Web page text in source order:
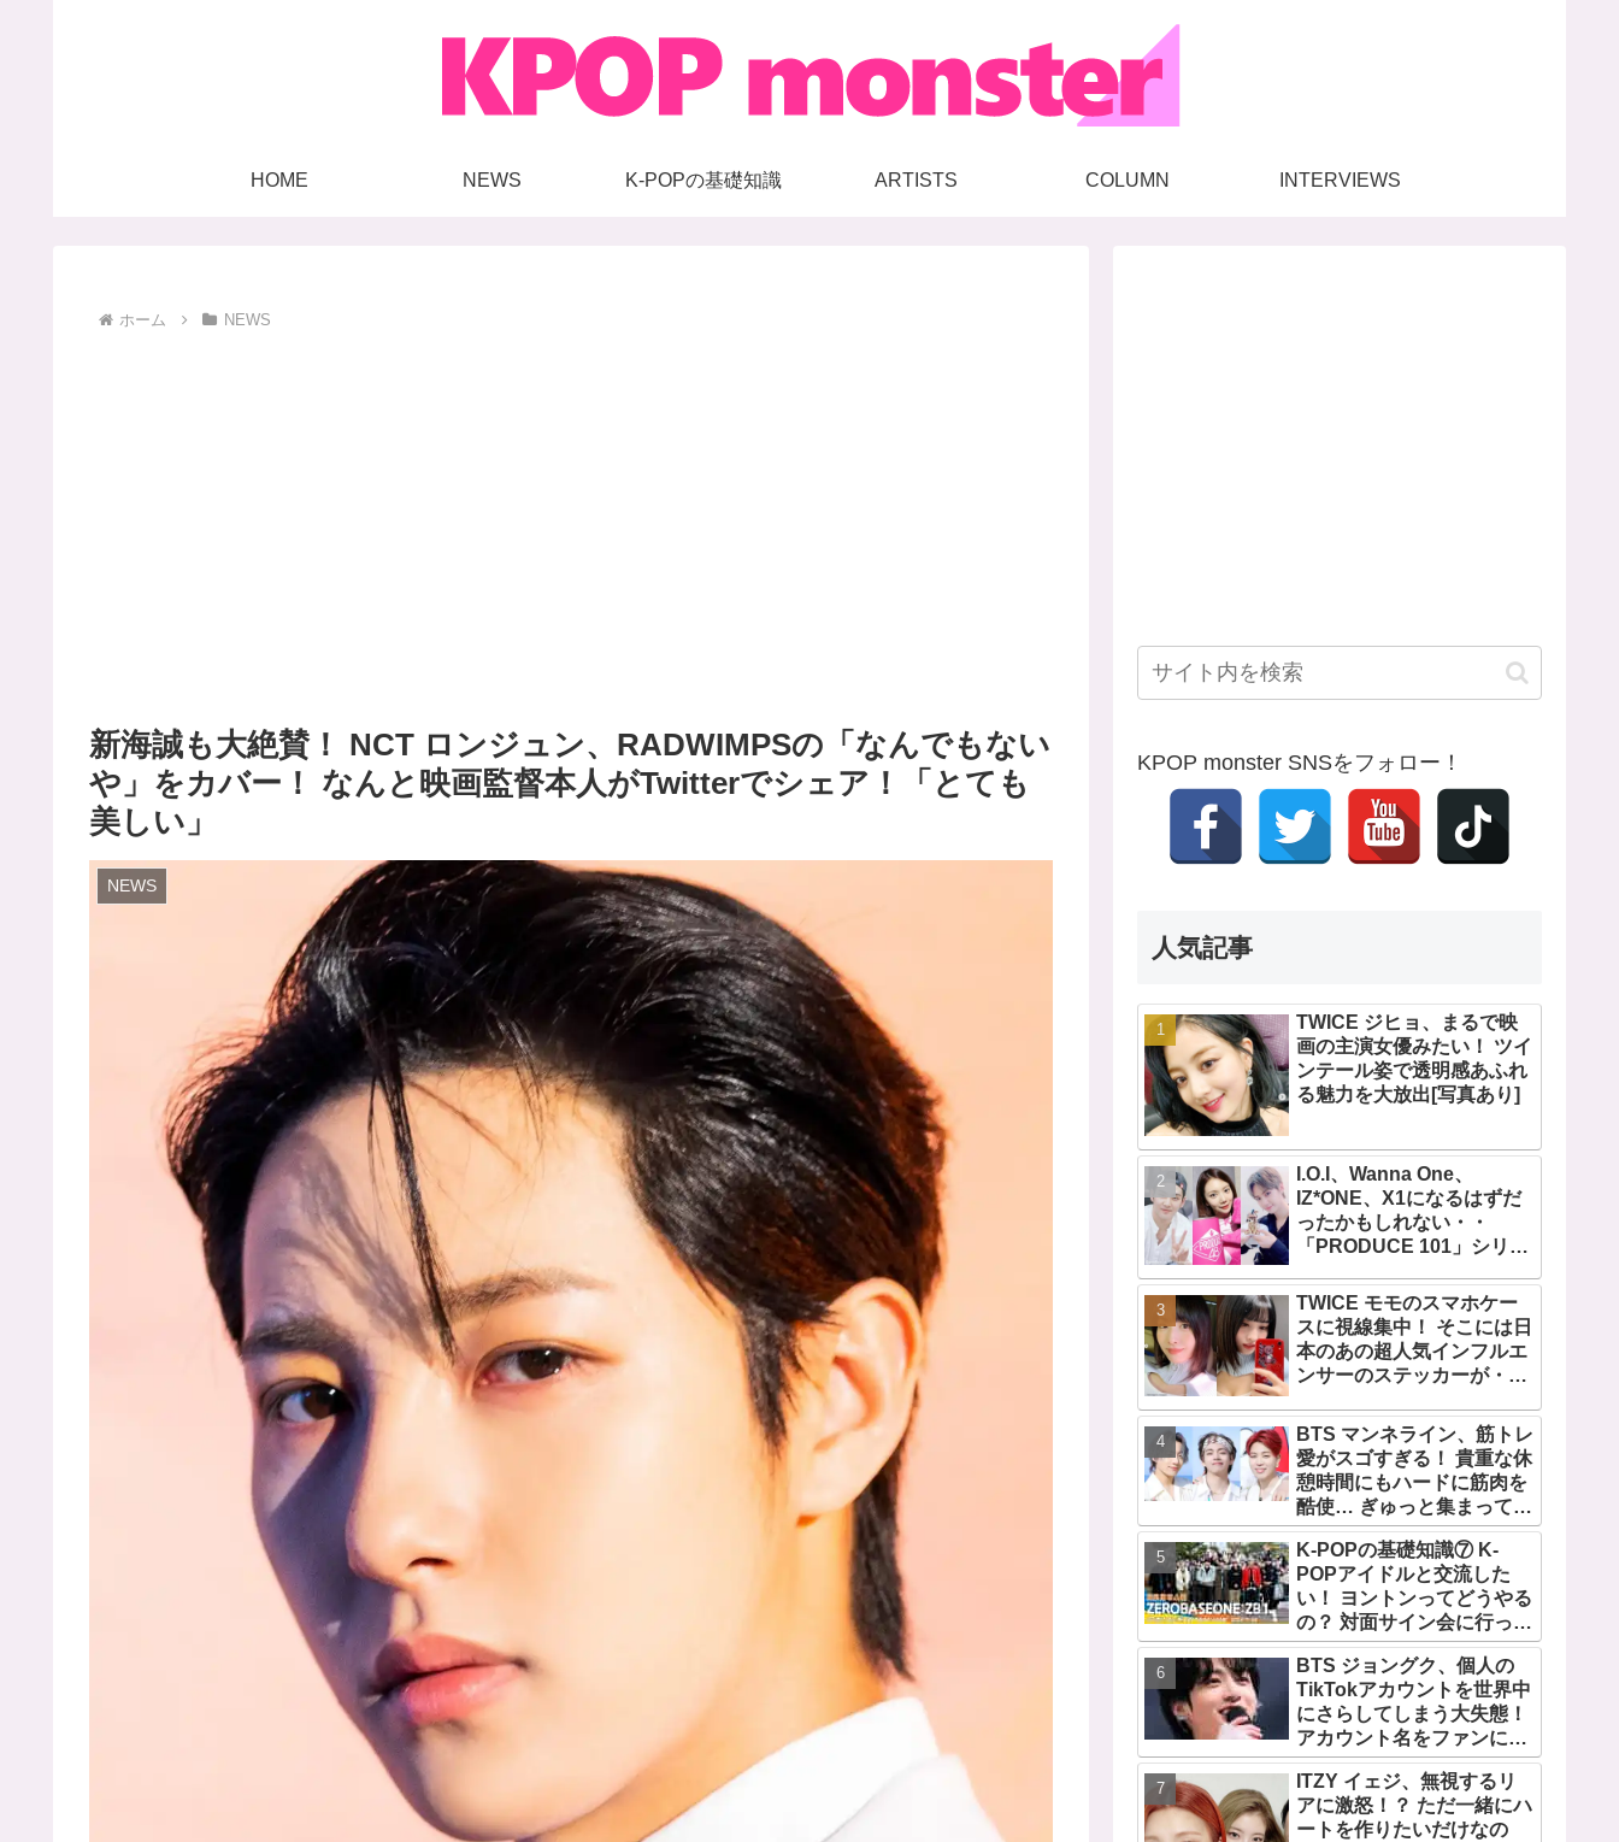
HOME NEWS K-POPの基礎知識 ARTISTS COLUMN INTERVIEWS
ホーム NEWS
新海誠も大絶賛！ NCT ロンジュン、RADWIMPSの「なんでもない
や」をカバー！ なんと映画監督本人がTwitterでシェア！「とても
美しい」
NEWS
KPOP monster SNSをフォロー！
人気記事
TWICE ジヒョ、まるで映
画の主演女優みたい！ ツイ
ンテール姿で透明感あふれ
る魅力を大放出[写真あり]
I.O.I、Wanna One、
IZ*ONE、X1になるはずだ
ったかもしれない・・
「PRODUCE 101」シリー
せられた練習生12人の氏名
が公表
TWICE モモのスマホケー
スに視線集中！ そこには日
本のあの超人気インフルエ
ンサーのステッカーが・・
るその人物は大よろこび！
まさに「成功したファン」
だと話題沸騰
BTS マンネライン、筋トレ
愛がスゴすぎる！ 貴重な休
憩時間にもハードに筋肉を
酷使… ぎゅっと集まってお
互いの体に負荷をかけあう
３人のトレーニング風景が
かわいすぎるとファンくぎ
づけ
K-POPの基礎知識⑦ K-
POPアイドルと交流した
い！ ヨントンってどうやる
の？ 対面サイン会に行って
みたい！ ショケ、お見送り
会、握手会・・・リリース
イベントあれこれを紹介
BTS ジョングク、個人の
TikTokアカウントを世界中
にさらしてしまう大失態！
アカウント名をファンにい
じられてタジタジに
ITZY イェジ、無視するリ
アに激怒！？ ただ一緒にハ
ートを作りたいだけなの